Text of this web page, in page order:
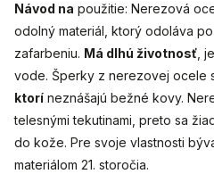
Návod na použitie: Nerezová
odolný materiál, ktorý odoláva
zafarbeniu. Má dlhú životnosť ,
vode. Šperky z nerezovej ocele
ktorí neznášajú bežné kovy.
telesnými tekutinami, preto sa
do kože. Pre svoje vlastnosti
materiálom 21. storočia.